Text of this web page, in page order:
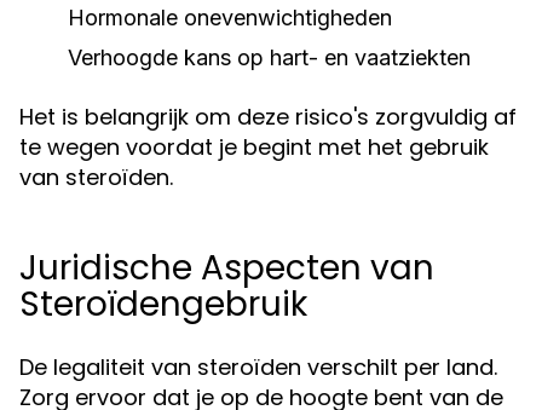
Hormonale onevenwichtigheden
Verhoogde kans op hart- en vaatziekten
Het is belangrijk om deze risico's zorgvuldig af
te wegen voordat je begint met het gebruik
van steroïden.
Juridische Aspecten van
Steroïdengebruik
De legaliteit van steroïden verschilt per land.
Zorg ervoor dat je op de hoogte bent van de